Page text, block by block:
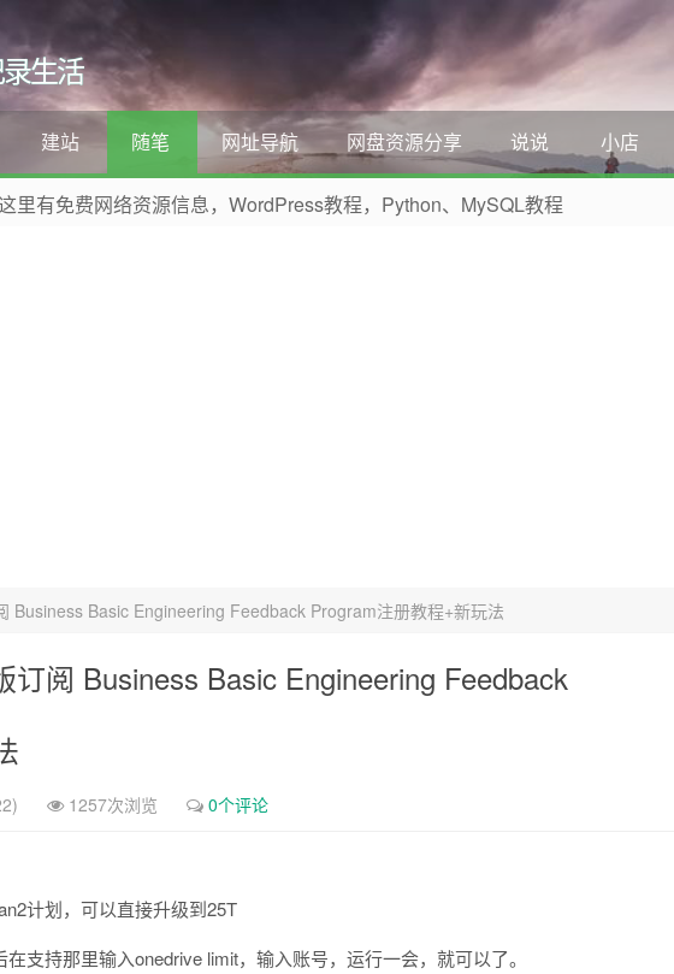
生活
建站 随笔 网址导航 网盘资源分享 说说 小店
里有免费网络资源信息，WordPress教程，Python、MySQL教程
Business Basic Engineering Feedback Program注册教程+新玩法
订阅 Business Basic Engineering Feedback
1257次浏览 0个评论
计划，可以直接升级到25T
支持那里输入onedrive limit，输入账号，运行一会，就可以了。